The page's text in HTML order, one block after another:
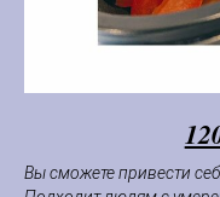
Вы сможете привести